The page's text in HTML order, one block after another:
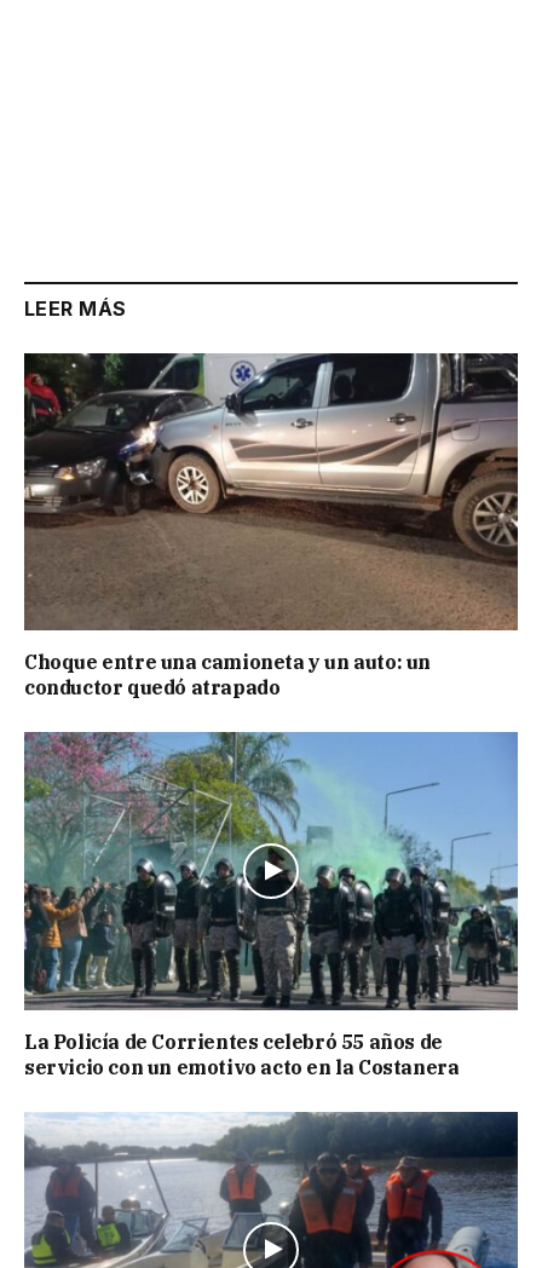
LEER MÁS
Choque entre una camioneta y un auto: un
conductor quedó atrapado
La Policía de Corrientes celebró 55 años de
servicio con un emotivo acto en la Costanera